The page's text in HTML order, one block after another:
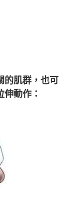
的肌群，也可
動作：